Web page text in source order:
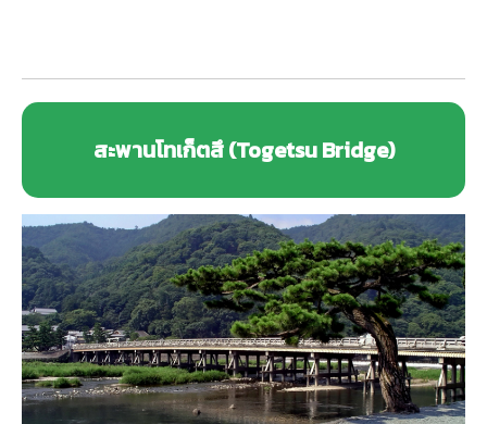
สะพานโทเก็ตสึ (Togetsu Bridge)